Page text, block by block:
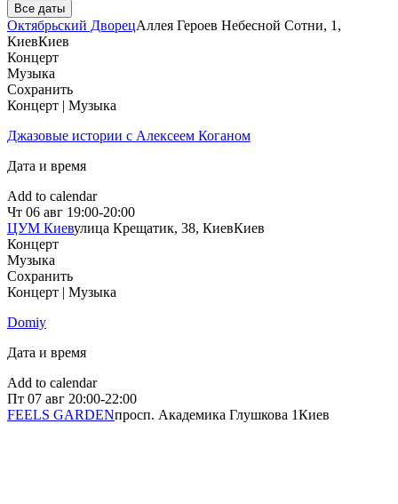
Все даты
Октябрьский ДворецАллея Героев Небесной Сотни, 1,
КиевКиев
Концерт
Музыка
Сохранить
Концерт | Музыка
Джазовые истории с Алексеем Коганом
Дата и время
Add to calendar
Чт 06 авг 19:00-20:00
ЦУМ Киевулица Крещатик, 38, КиевКиев
Концерт
Музыка
Сохранить
Концерт | Музыка
Domiy
Дата и время
Add to calendar
Пт 07 авг 20:00-22:00
FEELS GARDENпросп. Академика Глушкова 1Киев